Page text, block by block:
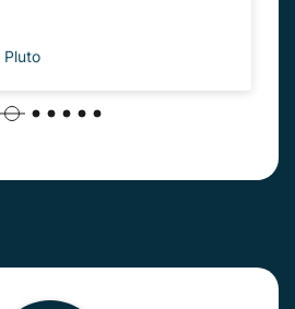
Pluto